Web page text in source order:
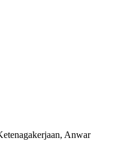
Anwar